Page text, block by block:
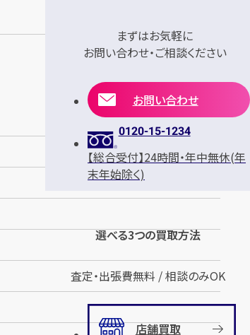
まずはお気軽に
お問い合わせ・ご相談ください
お問い合わせ
0120-15-1234
【総合受付】24時間・年中無休(年
末年始除く)
選べる3つの買取方法
査定・出張費無料 / 相談のみOK
店舗買取